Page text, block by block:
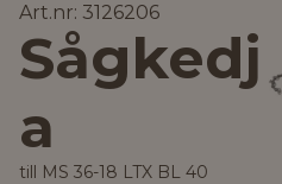
Art.nr: 3126206
Sågkedj
a
till MS 36-18 LTX BL 40